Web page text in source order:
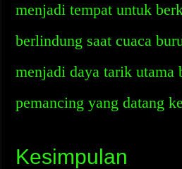
menjadi tempat untuk
berlindung saat cuaca
menjadi daya tarik utama
pemancing yang datang
Kesimpulan